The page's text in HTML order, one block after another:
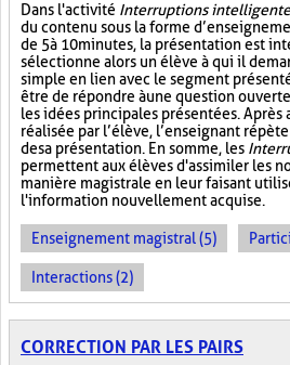
Dans l'activité Interruptions
du contenu sous la forme
de 5 à 10 minutes, la présentation est
sélectionne alors un élève à qui il
simple en lien avec le segment
être de répondre à une question
les idées principales présentées.
réalisée par l’élève, l’enseignant
de sa présentation. En somme, les
permettent aux élèves d'assimiler les
manière magistrale en leur faisant
l'information nouvellement acquise.
Enseignement magistral (5)
Interactions (2)
CORRECTION PAR LES PAIRS